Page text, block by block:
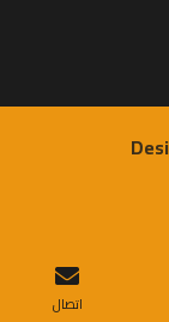
اتصال